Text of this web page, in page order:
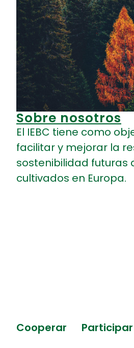
Hacerse
¿Es usted
organización
¿Un
investigación
Sobre nosotros
El IEBC tiene como
facilitar y mejorar la
sostenibilidad futuras
cultivados en Europa.
Cooperar Participar